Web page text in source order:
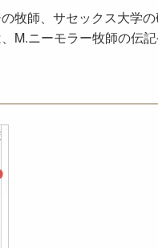
牧師、サセックス大学
M.ニーモラー牧師の伝記